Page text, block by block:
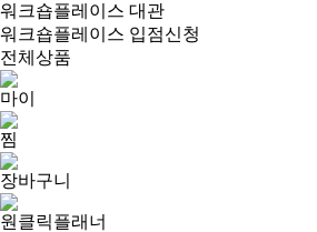
워크숍플레이스 대관
워크숍플레이스 입점신청
전체상품
마이
찜
장바구니
원클릭플래너